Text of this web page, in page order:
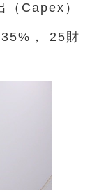
（Capex）
， 25財